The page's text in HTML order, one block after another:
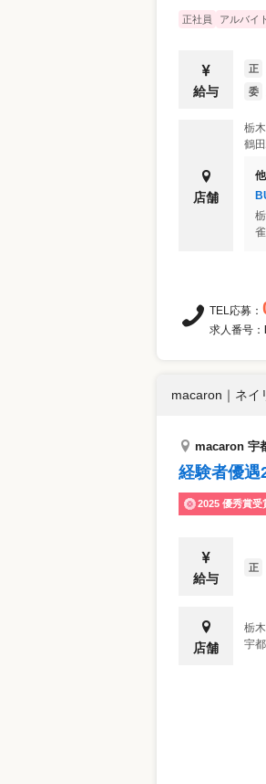
正社員 アルバイ
給与
正
委
店舗
栃
鶴
TEL応募：
求人番号：
macaron ｜ ネイ
macaron 宇
経験者優
2025 優秀賞受
給与
正
店舗
栃
宇